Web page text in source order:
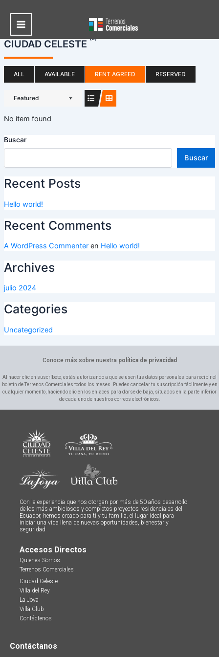
contenido
Main
CIUDAD CELESTE (0)
ALL AVAILABLE RENT AGREED RESERVED
Featured
No item found
Buscar
Buscar
Recent Posts
Hello world!
Recent Comments
A WordPress Commenteren Hello world!
Archives
julio 2024
Categories
Uncategorized
Conoce más sobre nuestra política de privacidad
Al hacer clic en suscríbete, estás autorizando a que se usen tus datos personales para recibir el
boletín de Terrenos Comerciales todos los meses. Puedes cancelar tu suscripción fácilmente y en
cualquier momento, haciendo clic en los enlaces para darse de baja, situados en la parte inferior
de cada uno de nuestros correos electrónicos.
Con la experiencia que nos otorgan por más de 50 años desarrollo
de los más ambiciosos y completos proyectos residenciales del
Ecuador, hemos creado para ti y tu familia, el lugar ideal para
iniciar una vida llena de nuevas oportunidades, bienestar y
seguridad
Accesos Directos
Quienes Somos
Terrenos Comerciales
Ciudad Celeste
Villa del Rey
La Joya
Villa Club
Contáctenos
Contáctanos